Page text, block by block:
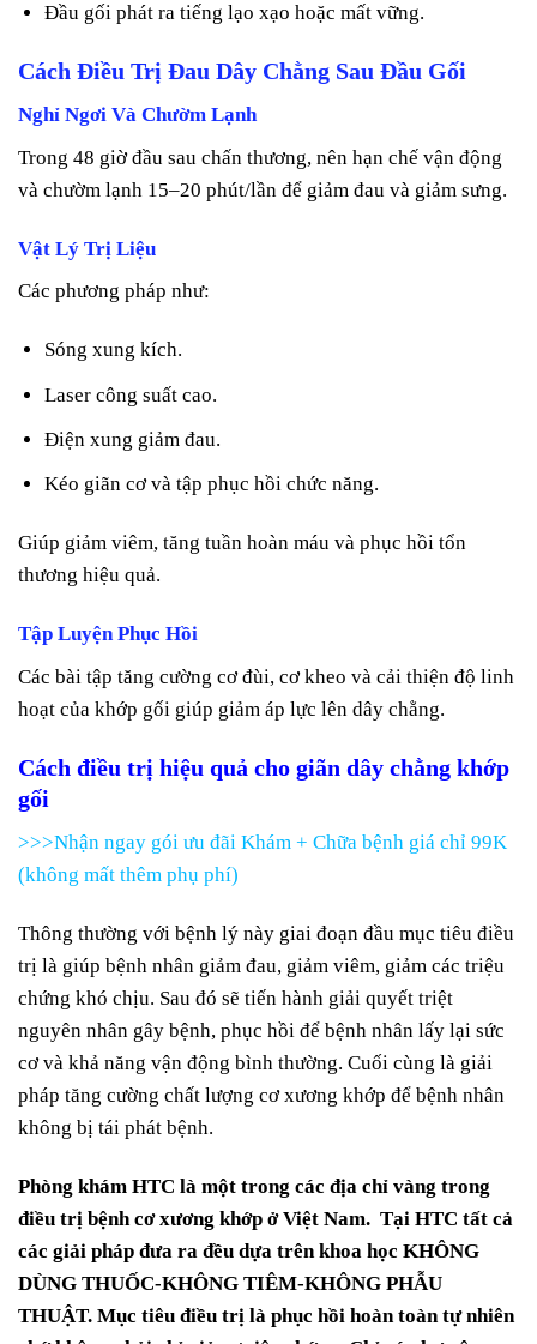
Đầu gối phát ra tiếng lạo xạo hoặc mất vững.
Cách Điều Trị Đau Dây Chằng Sau Đầu Gối
Nghỉ Ngơi Và Chườm Lạnh
Trong 48 giờ đầu sau chấn thương, nên hạn chế vận động
và chườm lạnh 15–20 phút/lần để giảm đau và giảm sưng.
Vật Lý Trị Liệu
Các phương pháp như:
Sóng xung kích.
Laser công suất cao.
Điện xung giảm đau.
Kéo giãn cơ và tập phục hồi chức năng.
Giúp giảm viêm, tăng tuần hoàn máu và phục hồi tổn
thương hiệu quả.
Tập Luyện Phục Hồi
Các bài tập tăng cường cơ đùi, cơ kheo và cải thiện độ linh
hoạt của khớp gối giúp giảm áp lực lên dây chằng.
Cách điều trị hiệu quả cho giãn dây chằng khớp
gối
>>>Nhận ngay gói ưu đãi Khám + Chữa bệnh giá chỉ 99K
(không mất thêm phụ phí)
Thông thường với bệnh lý này giai đoạn đầu mục tiêu điều
trị là giúp bệnh nhân giảm đau, giảm viêm, giảm các triệu
chứng khó chịu. Sau đó sẽ tiến hành giải quyết triệt
nguyên nhân gây bệnh, phục hồi để bệnh nhân lấy lại sức
cơ và khả năng vận động bình thường. Cuối cùng là giải
pháp tăng cường chất lượng cơ xương khớp để bệnh nhân
không bị tái phát bệnh.
Phòng khám HTC là một trong các địa chỉ vàng trong
điều trị bệnh cơ xương khớp ở Việt Nam. Tại HTC tất cả
các giải pháp đưa ra đều dựa trên khoa học KHÔNG
DÙNG THUỐC-KHÔNG TIÊM-KHÔNG PHẪU
THUẬT. Mục tiêu điều trị là phục hồi hoàn toàn tự nhiên